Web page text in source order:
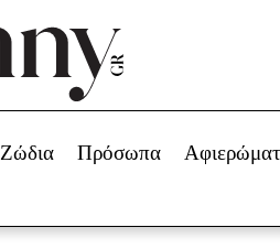
Beauty -
Ομορφιά
Skincare
Μακιγιάζ
Ζώδια Πρόσωπα